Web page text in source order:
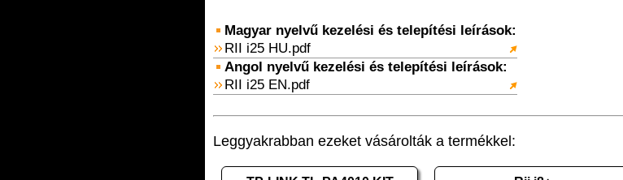
Magyar nyelvű kezelési és telepítési leírások:
RII i25 HU.pdf
Angol nyelvű kezelési és telepítési leírások:
RII i25 EN.pdf
Leggyakrabban ezeket vásárolták a termékkel: